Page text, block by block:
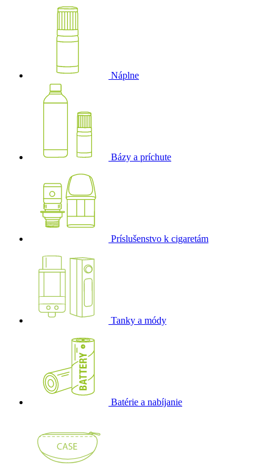
Náplne
Bázy a príchute
Príslušenstvo k cigaretám
Tanky a módy
Batérie a nabíjanie